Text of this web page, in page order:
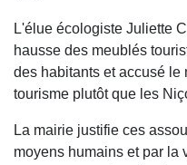
L'élue écologiste Juliette
hausse des meublés
des habitants et accusé
tourisme plutôt que les
La mairie justifie ces
moyens humains et par la